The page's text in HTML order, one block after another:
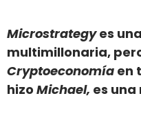
Microstrategyes
multimillonaria,
Cryptoeconomía en
hizo Michael, es una